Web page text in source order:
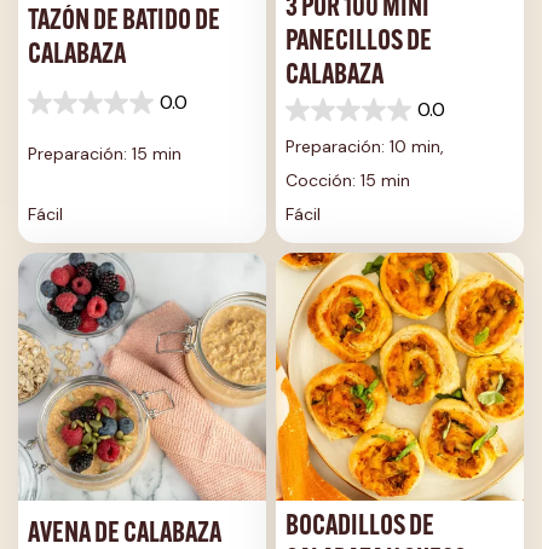
TAZÓN DE BATIDO DE
CALABAZA
0.0
0.0
5
Preparación: 15 min
Fácil
3 POR 100 MINI
PANECILLOS DE
CALABAZA
0.0
0.0
de
estrellas.
Preparación: 10 min,
Cocción: 15 min
Fácil
AVENA DE CALABAZA
BOCADILLOS DE